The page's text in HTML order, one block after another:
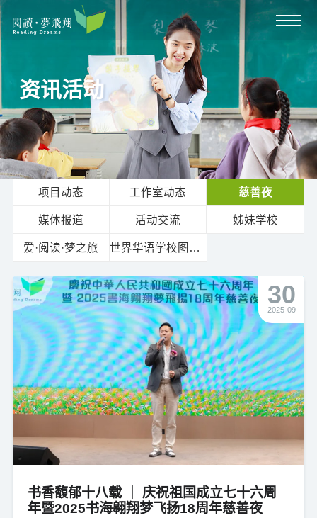
资讯活动
项目动态 工作室动态 慈善夜
媒体报道 活动交流 姊妹学校
爱·阅读·梦之旅 世界华语学校图书馆论坛
书香馥郁十八载 ｜ 庆祝祖国成立七十六周
年暨2025书海翱翔梦飞扬18周年慈善夜
30
2025-09